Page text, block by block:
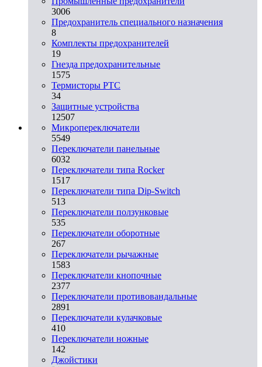
3006
Предохранитель специального назначения
8
Комплекты предохранителей
19
Гнезда предохранительные
1575
Термисторы PTC
34
Защитные устройства
12507
Микропереключатели
5549
Переключатели панельные
6032
Переключатели типа Rocker
1517
Переключатели типа Dip-Switch
513
Переключатели ползунковые
535
Переключатели оборотные
267
Переключатели рычажные
1583
Переключатели кнопочные
2377
Переключатели противовандальные
2891
Переключатели кулачковые
410
Переключатели ножные
142
Джойстики